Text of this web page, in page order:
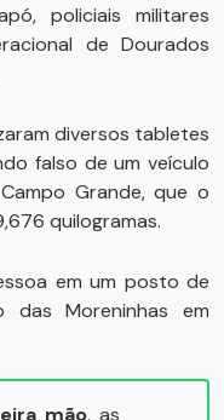
policiais militares
de Dourados
diversos tabletes
falso de um veículo
Grande, que o
quilogramas.
em um posto de
das Moreninhas em
mão, as